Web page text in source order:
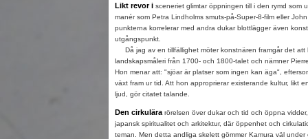
Likt revor i sceneriet glimtar öppningen till i den rymd som
manér som Petra Lindholms smuts-på-Super-8-film eller
punkterna korrelerar med andra dukar blottlägger även
utgångspunkt.
Då jag av en tillfällighet möter konstnären framgår det att
landskapsmåleri från 1700- och 1800-talet och nämner
Hon menar att: "sjöar är platser som ingen kan äga",
växt fram ur tid. Att hon approprierar existerande kultur, likt
ljud, gör citatet talande.
Den cirkulära rörelsen över dukar och tid och öppna
japansk spiritualitet och arkitektur, där öppenhet och
teman. Men detta andliga skelett gömmer Kamura väl under